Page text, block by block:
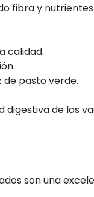
fibra y
calidad.
de pasto verde.
de las
son una